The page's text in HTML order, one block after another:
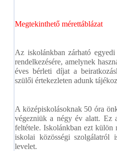
Megtekinthető mérettáblázat
Az iskolánkban zárható
rendelkezésére, amelynek
éves bérleti díjat a
szülői értekezleten adunk
A középiskolásoknak 50 óra
végezniük a négy év alatt. Ez
feltétele. Iskolánkban ezt
iskolai közösségi szolgálatról
levelet.